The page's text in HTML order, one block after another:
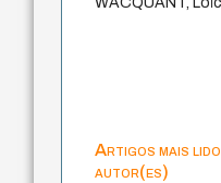
Artigos mais
autor(es)